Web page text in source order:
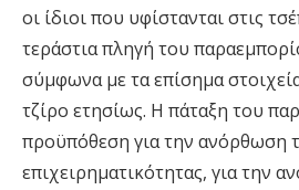
οι ίδιοι που υφίστανται στις
τεράστια πληγή του
σύμφωνα με τα επίσημα
τζίρο ετησίως. Η πάταξη του
προϋπόθεση για την ανόρθωση
επιχειρηματικότητας, για την